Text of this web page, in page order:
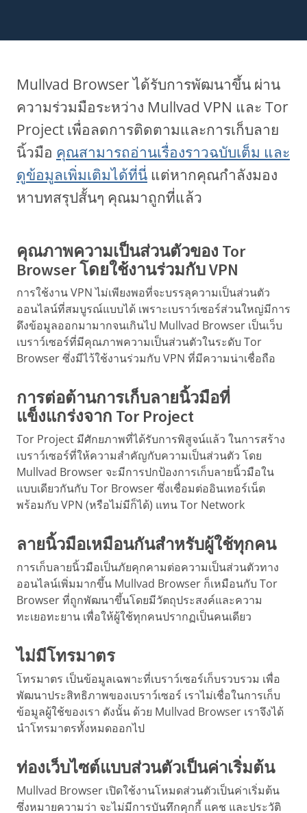
Mullvad Browser ได้รับการพัฒนาขึ้น ผ่าน
ความร่วมมือระหว่าง Mullvad VPN และ Tor
Project เพื่อลดการติดตามและการเก็บลาย
นิ้วมือ คุณสามารถอ่านเรื่องราวฉบับเต็ม และ
ดูข้อมูลเพิ่มเติมได้ที่นี่ แต่หากคุณกำลังมอง
หาบทสรุปสั้นๆ คุณมาถูกที่แล้ว
คุณภาพความเป็นส่วนตัวของ Tor
Browser โดยใช้งานร่วมกับ VPN
การใช้งาน VPN ไม่เพียงพอที่จะบรรลุความเป็นส่วนตัว
ออนไลน์ที่สมบูรณ์แบบได้ เพราะเบราว์เซอร์ส่วนใหญ่มีการ
ดึงข้อมูลออกมามากจนเกินไป Mullvad Browser เป็นเว็บ
เบราว์เซอร์ที่มีคุณภาพความเป็นส่วนตัวในระดับ Tor
Browser ซึ่งมีไว้ใช้งานร่วมกับ VPN ที่มีความน่าเชื่อถือ
การต่อต้านการเก็บลายนิ้วมือที่
แข็งแกร่งจาก Tor Project
Tor Project มีศักยภาพที่ได้รับการพิสูจน์แล้ว ในการสร้าง
เบราว์เซอร์ที่ให้ความสำคัญกับความเป็นส่วนตัว โดย
Mullvad Browser จะมีการปกป้องการเก็บลายนิ้วมือใน
แบบเดียวกันกับ Tor Browser ซึ่งเชื่อมต่ออินเทอร์เน็ต
พร้อมกับ VPN (หรือไม่มีก็ได้) แทน Tor Network
ลายนิ้วมือเหมือนกันสำหรับผู้ใช้ทุกคน
การเก็บลายนิ้วมือเป็นภัยคุกคามต่อความเป็นส่วนตัวทาง
ออนไลน์เพิ่มมากขึ้น Mullvad Browser ก็เหมือนกับ Tor
Browser ที่ถูกพัฒนาขึ้นโดยมีวัตถุประสงค์และความ
ทะเยอทะยาน เพื่อให้ผู้ใช้ทุกคนปรากฏเป็นคนเดียว
ไม่มีโทรมาตร
โทรมาตร เป็นข้อมูลเฉพาะที่เบราว์เซอร์เก็บรวบรวม เพื่อ
พัฒนาประสิทธิภาพของเบราว์เซอร์ เราไม่เชื่อในการเก็บ
ข้อมูลผู้ใช้ของเรา ดังนั้น ด้วย Mullvad Browser เราจึงได้
นำโทรมาตรทั้งหมดออกไป
ท่องเว็บไซต์แบบส่วนตัวเป็นค่าเริ่มต้น
Mullvad Browser เปิดใช้งานโหมดส่วนตัวเป็นค่าเริ่มต้น
ซึ่งหมายความว่า จะไม่มีการบันทึกคุกกี้ แคช และประวัติ